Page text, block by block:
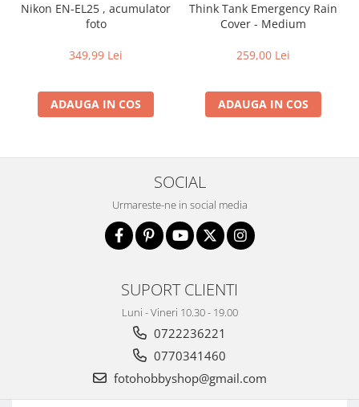
Slider
Camere Video Compacte
Trepiede si monopiede
Trepiede video
Trepiede pentru compacte /
Cap trepied si monopied
Carucioare trepied (Dolly)
Huse trepied / stativ lumini
Sina Focus pentru Macro
Accesorii trepiede si monopiede
Nikon EN-EL25 , acumulator
foto
349,99 Lei
ADAUGA IN COS
Think Tank Emergency Rain
Cover - Medium
259,00 Lei
ADAUGA IN COS
SOCIAL
Urmareste-ne in social media
SUPORT CLIENTI
Luni - Vineri 10.30 - 19.00
0722236221
0770341460
fotohobbyshop@gmail.com